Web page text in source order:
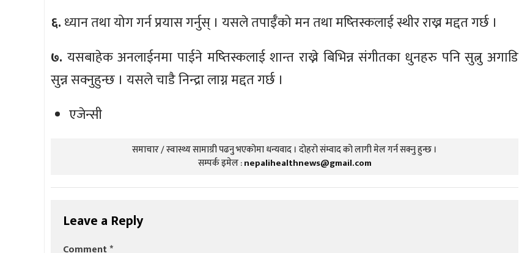
६.ध्यान तथा योग गर्न प्रयास गर्नुस् । यसले तपाईँको मन तथा मष्तिस्कलाई स्थीर राख्न मद्दत गर्छ ।
७. यसबाहेक अनलाईनमा पाईने मष्तिस्कलाई शान्त राख्ने बिभिन्न संगीतका धुनहरु पनि सुत्नु अगाडि
सुन्न सक्नुहुन्छ । यसले चाडै निन्द्रा लाग्न मद्दत गर्छ ।
एजेन्सी
समाचार / स्वास्थ्य सामाग्री पढनु भएकोमा धन्यवाद । दोहरो संम्वाद को लागी मेल गर्न सक्नु हुन्छ ।
सम्पर्क इमेल :nepalihealthnews@gmail.com
Leave a Reply
Comment*